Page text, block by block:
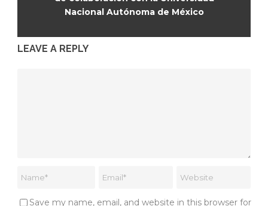
Nacional Autónoma de México
LEAVE A REPLY
Save my name, email, and website in this browser for